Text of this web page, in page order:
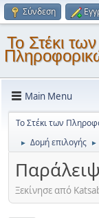
Σύνδεση
Το Στέκι των
Main Menu
Το Στέκι των
► Δομή επιλογής ►
Ξεκίνησε από